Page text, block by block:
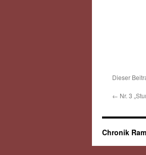
Dieser
← Nr. 3
Chronik